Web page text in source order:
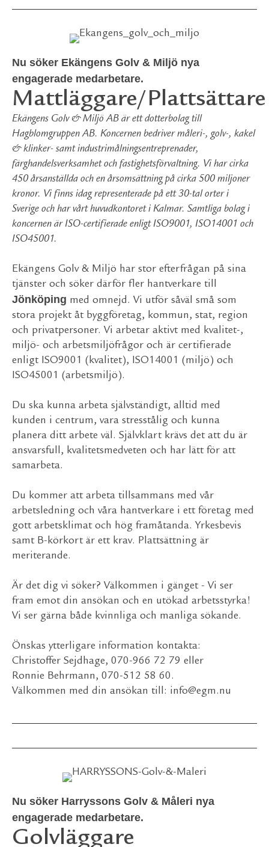
Nu söker Ekängens Golv & Miljö nya
engagerade medarbetare.
Mattläggare/Plattsättare
Ekängens Golv & Miljö AB är ett dotterbolag till
Hagblomgruppen AB. Koncernen bedriver måleri-, golv-, kakel
& klinker- samt industrimålningsentreprenader,
färghandelsverksamhet och fastighetsförvaltning. Vi har cirka
450 årsanställda och en årsomsättning på cirka 500 miljoner
kronor. Vi finns idag representerade på ett 30-tal orter i
Sverige och har vårt huvudkontoret i Kalmar. Samtliga bolag i
koncernen är ISO-certifierade enligt ISO9001, ISO14001 och
ISO45001.
Ekängens Golv & Miljö har stor efterfrågan på sina
tjänster och söker därför fler hantverkare till
Jönköping med omnejd. Vi utför såväl små som
stora projekt åt byggföretag, kommun, stat, region
och privatpersoner. Vi arbetar aktivt med kvalitet-,
miljö- och arbetsmiljöfrågor och är certifierade
enligt ISO9001 (kvalitet), ISO14001 (miljö) och
ISO45001 (arbetsmiljö).
Du ska kunna arbeta självständigt, alltid med
kunden i centrum, vara stresstålig och kunna
planera ditt arbete väl. Självklart krävs det att du är
ansvarsfull, kvalitetsmedveten och har lätt för att
samarbeta.
Du kommer att arbeta tillsammans med vår
arbetsledning och våra hantverkare i ett företag med
gott arbetsklimat och hög framåtanda. Yrkesbevis
samt B-körkort är ett krav. Plattsättning är
meriterande.
Är det dig vi söker? Välkommen i gänget - Vi ser
fram emot din ansökan och en utökad arbetsstyrka!
Vi ser gärna både kvinnliga och manliga sökande.
Önskas ytterligare information kontakta:
Christoffer Sejdhage, 070-966 72 79 eller
Ronnie Behrmann, 070-512 58 60.
Välkommen med din ansökan till: info@egm.nu
Nu söker Harryssons Golv & Måleri nya
engagerade medarbetare.
Golvläggare